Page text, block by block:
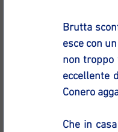
Brutta
esce con
non troppo
eccellente
Conero
Che in